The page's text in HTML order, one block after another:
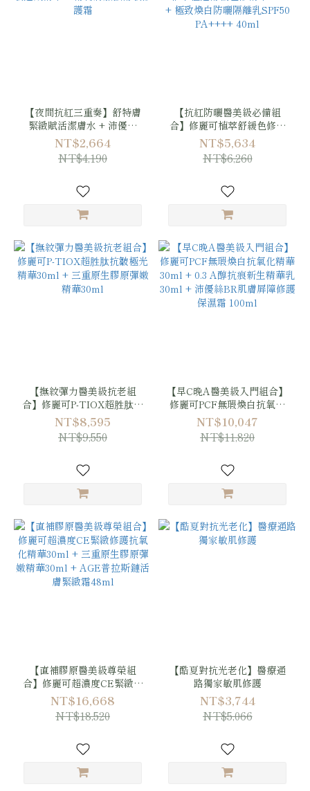
【夜間抗紅三重奏】舒特膚
緊緻賦活潔膚水 + 沛優絲
AR 舒敏速效精華 + 舒特膚
加強舒敏修護霜
NT$2,664
NT$4,190
【抗紅防曬醫美級必備組
合】修麗可植萃舒緩色修密
霧 50ml + 植萃極速舒緩色
修精華 30ml + 極致煥白防
曬隔離乳SPF50 PA++++
NT$5,634
NT$6,260
【撫紋彈力醫美級抗老組
合】修麗可P-TIOX超胜肽抗
皺極光精華30ml + 三重原生
膠原彈嫩精華30ml
NT$8,595
NT$9,550
【早C晚A醫美級入門組合】
修麗可PCF無瑕煥白抗氧化
精華 30ml + 0.3 A醇抗痕新
生精華乳 30ml + 沛優絲BR
肌膚屏障修護保濕霜 100ml
NT$10,047
NT$11,820
【直補膠原醫美級尊榮組
合】修麗可超濃度CE緊緻修
護抗氧化精華30ml + 三重原
生膠原彈嫩精華30ml + AGE
普拉斯鏈活膚緊緻霜48ml
NT$16,668
NT$18,520
【酷夏對抗光老化】醫療通
路獨家敏肌修護
NT$3,744
NT$5,066